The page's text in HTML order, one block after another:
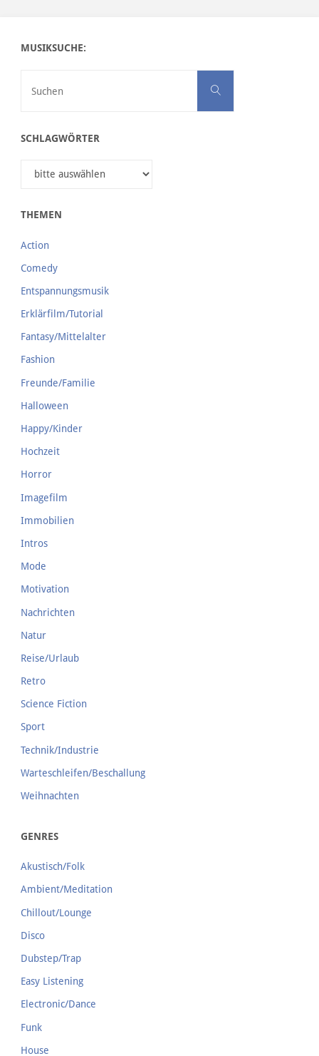
MUSIKSUCHE:
Suchen
SCHLAGWÖRTER
THEMEN
Action
Comedy
Entspannungsmusik
Erklärfilm/Tutorial
Fantasy/Mittelalter
Fashion
Freunde/Familie
Halloween
Happy/Kinder
Hochzeit
Horror
Imagefilm
Immobilien
Intros
Mode
Motivation
Nachrichten
Natur
Reise/Urlaub
Retro
Science Fiction
Sport
Technik/Industrie
Warteschleifen/Beschallung
Weihnachten
GENRES
Akustisch/Folk
Ambient/Meditation
Chillout/Lounge
Disco
Dubstep/Trap
Easy Listening
Electronic/Dance
Funk
House